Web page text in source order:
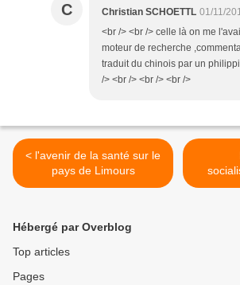
C Christian SCHOETTL 01/11/
<br /> <br /> celle là on me
moteur de recherche
traduit du chinois par un
/> <br /> <br /> <br />
< l'avenir de la santé sur le
pays de Limours
Hébergé par Overblog
Top articles
Pages